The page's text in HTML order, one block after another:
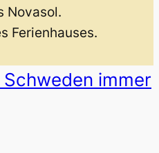
Novasol.
Ferienhauses.
immer